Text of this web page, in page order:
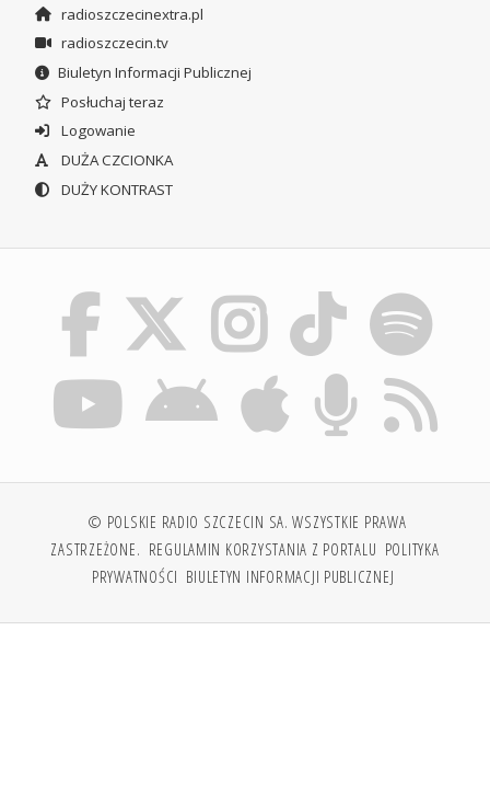
radioszczecinextra.pl
radioszczecin.tv
Biuletyn Informacji Publicznej
Posłuchaj teraz
Logowanie
DUŻA CZCIONKA
DUŻY KONTRAST
© POLSKIE RADIO SZCZECIN SA. WSZYSTKIE PRAWA
ZASTRZEŻONE. REGULAMIN KORZYSTANIA Z PORTALU POLITYKA
PRYWATNOŚCI BIULETYN INFORMACJI PUBLICZNEJ